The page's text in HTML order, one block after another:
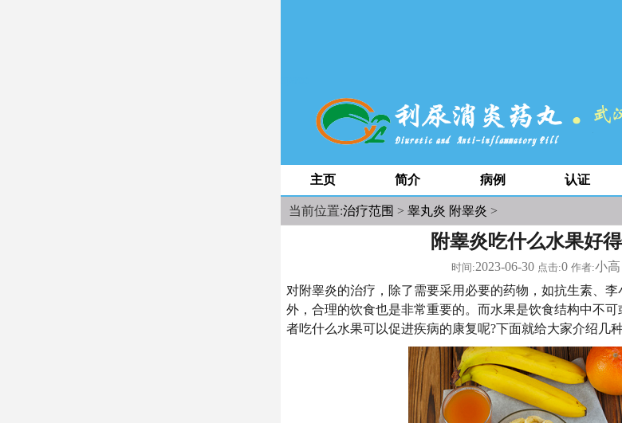
主页 简介 病例 认证
当前位置:治疗范围 > 睾丸炎 附睾炎 >
附睾炎吃什么水果好
时间:2023-06-30 点击:0 作者:小高
对附睾炎的治疗，除了需要采用必要的药物，如抗生素、
外，合理的饮食也是非常重要的。而水果是饮食结构中不
者吃什么水果可以促进疾病的康复呢?下面就给大家介绍几种